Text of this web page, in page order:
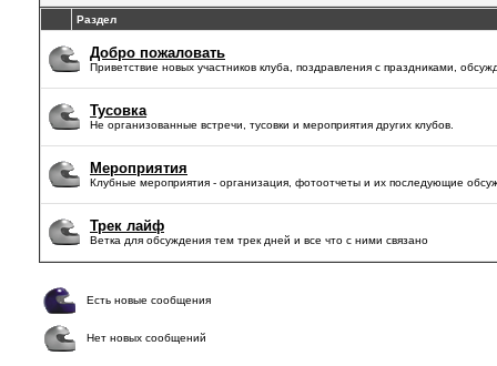
Раздел
Добро пожаловать
Приветствие новых участников клуба, поздравления с праздниками,
Тусовка
Не организованные встречи, тусовки и мероприятия других клубов.
Мероприятия
Клубные мероприятия - организация, фотоотчеты и их последующие
Трек лайф
Ветка для обсуждения тем трек дней и все что с ними связано
Есть новые сообщения
Нет новых сообщений